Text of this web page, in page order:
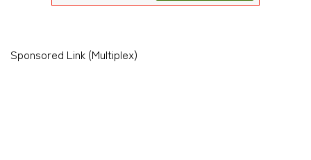
Sponsored Link (Multiplex)